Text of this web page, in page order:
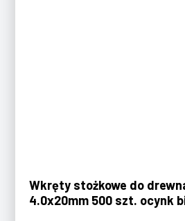
Wkręty stożkowe do
4.0x20mm 500 szt. ocynk